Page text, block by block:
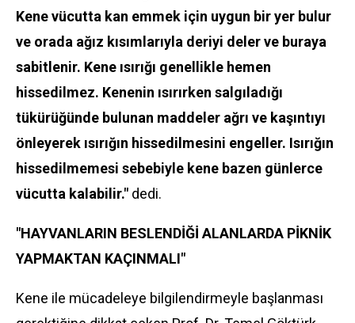
Kene vücutta kan emmek için uygun bir yer bulur
ve orada ağız kısımlarıyla deriyi deler ve buraya
sabitlenir. Kene ısırığı genellikle hemen
hissedilmez. Kenenin ısırırken salgıladığı
tükürüğünde bulunan maddeler ağrı ve kaşıntıyı
önleyerek ısırığın hissedilmesini engeller. Isırığın
hissedilmemesi sebebiyle kene bazen günlerce
vücutta kalabilir." dedi.
"HAYVANLARIN BESLENDİĞİ ALANLARDA PİKNİK
YAPMAKTAN KAÇINMALI"
Kene ile mücadeleye bilgilendirmeyle başlanması